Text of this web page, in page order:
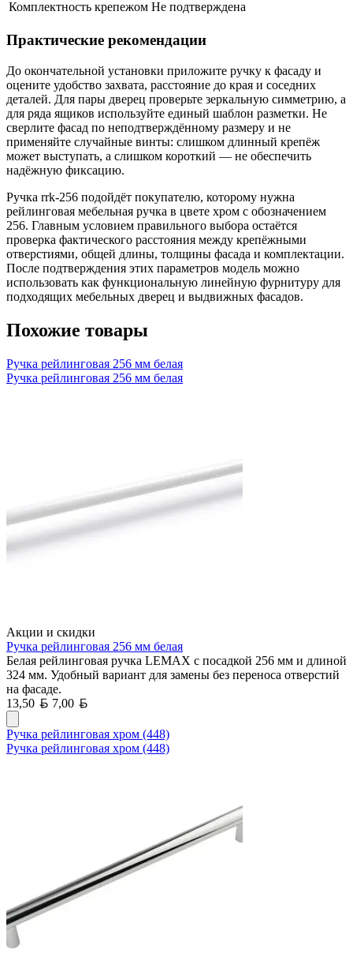
Комплектность крепежом Не подтверждена
Практические рекомендации
До окончательной установки приложите ручку к фасаду и
оцените удобство захвата, расстояние до края и соседних
деталей. Для пары дверец проверьте зеркальную симметрию, а
для ряда ящиков используйте единый шаблон разметки. Не
сверлите фасад по неподтверждённому размеру и не
применяйте случайные винты: слишком длинный крепёж
может выступать, а слишком короткий — не обеспечить
надёжную фиксацию.
Ручка rrk-256 подойдёт покупателю, которому нужна
рейлинговая мебельная ручка в цвете хром с обозначением
256. Главным условием правильного выбора остаётся
проверка фактического расстояния между крепёжными
отверстиями, общей длины, толщины фасада и комплектации.
После подтверждения этих параметров модель можно
использовать как функциональную линейную фурнитуру для
подходящих мебельных дверец и выдвижных фасадов.
Похожие товары
Ручка рейлинговая 256 мм белая
Ручка рейлинговая 256 мм белая
Акции и скидки
Ручка рейлинговая 256 мм белая
Белая рейлинговая ручка LEMAX с посадкой 256 мм и длиной
324 мм. Удобный вариант для замены без переноса отверстий
на фасаде.
13,50
Белорусский рубль
7,00
Ручка рейлинговая хром (448)
Ручка рейлинговая хром (448)